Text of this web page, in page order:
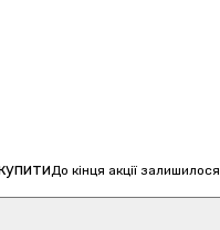
До кінця акції залишилося